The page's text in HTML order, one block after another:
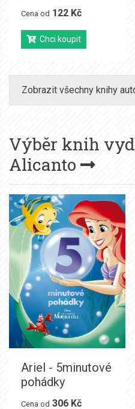
Cena od 122 Kč
Chci koupit
Zobrazit všechny knihy
Výběr knih
Alicanto
Ariel - 5minutové
pohádky
Cena od 306 Kč